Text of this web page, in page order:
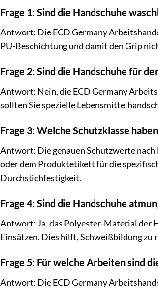
Frage 1: Sind die Handschuhe
Antwort: Die ECD Germany
PU-Beschichtung und damit den Grip
Frage 2: Sind die Handschuhe für
Antwort: Nein, die ECD Germany
sollten Sie spezielle
Frage 3: Welche Schutzklasse
Antwort: Die genauen Schutzwerte nach
oder dem Produktetikett für die
Durchstichfestigkeit.
Frage 4: Sind die Handschuhe
Antwort: Ja, das Polyester-Material der
Einsätzen. Dies hilft, Schweißbildung zu
Frage 5: Für welche Arbeiten sind
Antwort: Die ECD Germany